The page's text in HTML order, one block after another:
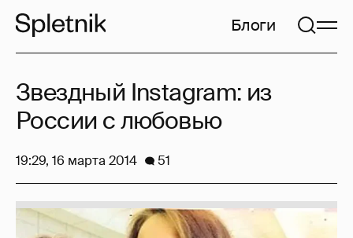
Блоги
Звездный Instagram: из
России с любовью
19:29, 16 марта 2014 51